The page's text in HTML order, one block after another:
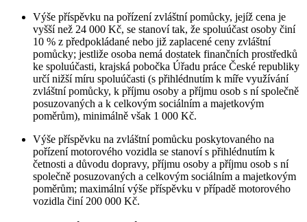
Výše příspěvku na pořízení zvláštní pomůcky, jejíž cena je
vyšší než 24 000 Kč, se stanoví tak, že spoluúčast osoby činí
10 % z předpokládané nebo již zaplacené ceny zvláštní
pomůcky; jestliže osoba nemá dostatek finančních prostředků
ke spoluúčasti, krajská pobočka Úřadu práce České republiky
určí nižší míru spoluúčasti (s přihlédnutím k míře využívání
zvláštní pomůcky, k příjmu osoby a příjmu osob s ní společně
posuzovaných a k celkovým sociálním a majetkovým
poměrům), minimálně však 1 000 Kč.
Výše příspěvku na zvláštní pomůcku poskytovaného na
pořízení motorového vozidla se stanoví s přihlédnutím k
četnosti a důvodu dopravy, příjmu osoby a příjmu osob s ní
společně posuzovaných a celkovým sociálním a majetkovým
poměrům; maximální výše příspěvku v případě motorového
vozidla činí 200 000 Kč.